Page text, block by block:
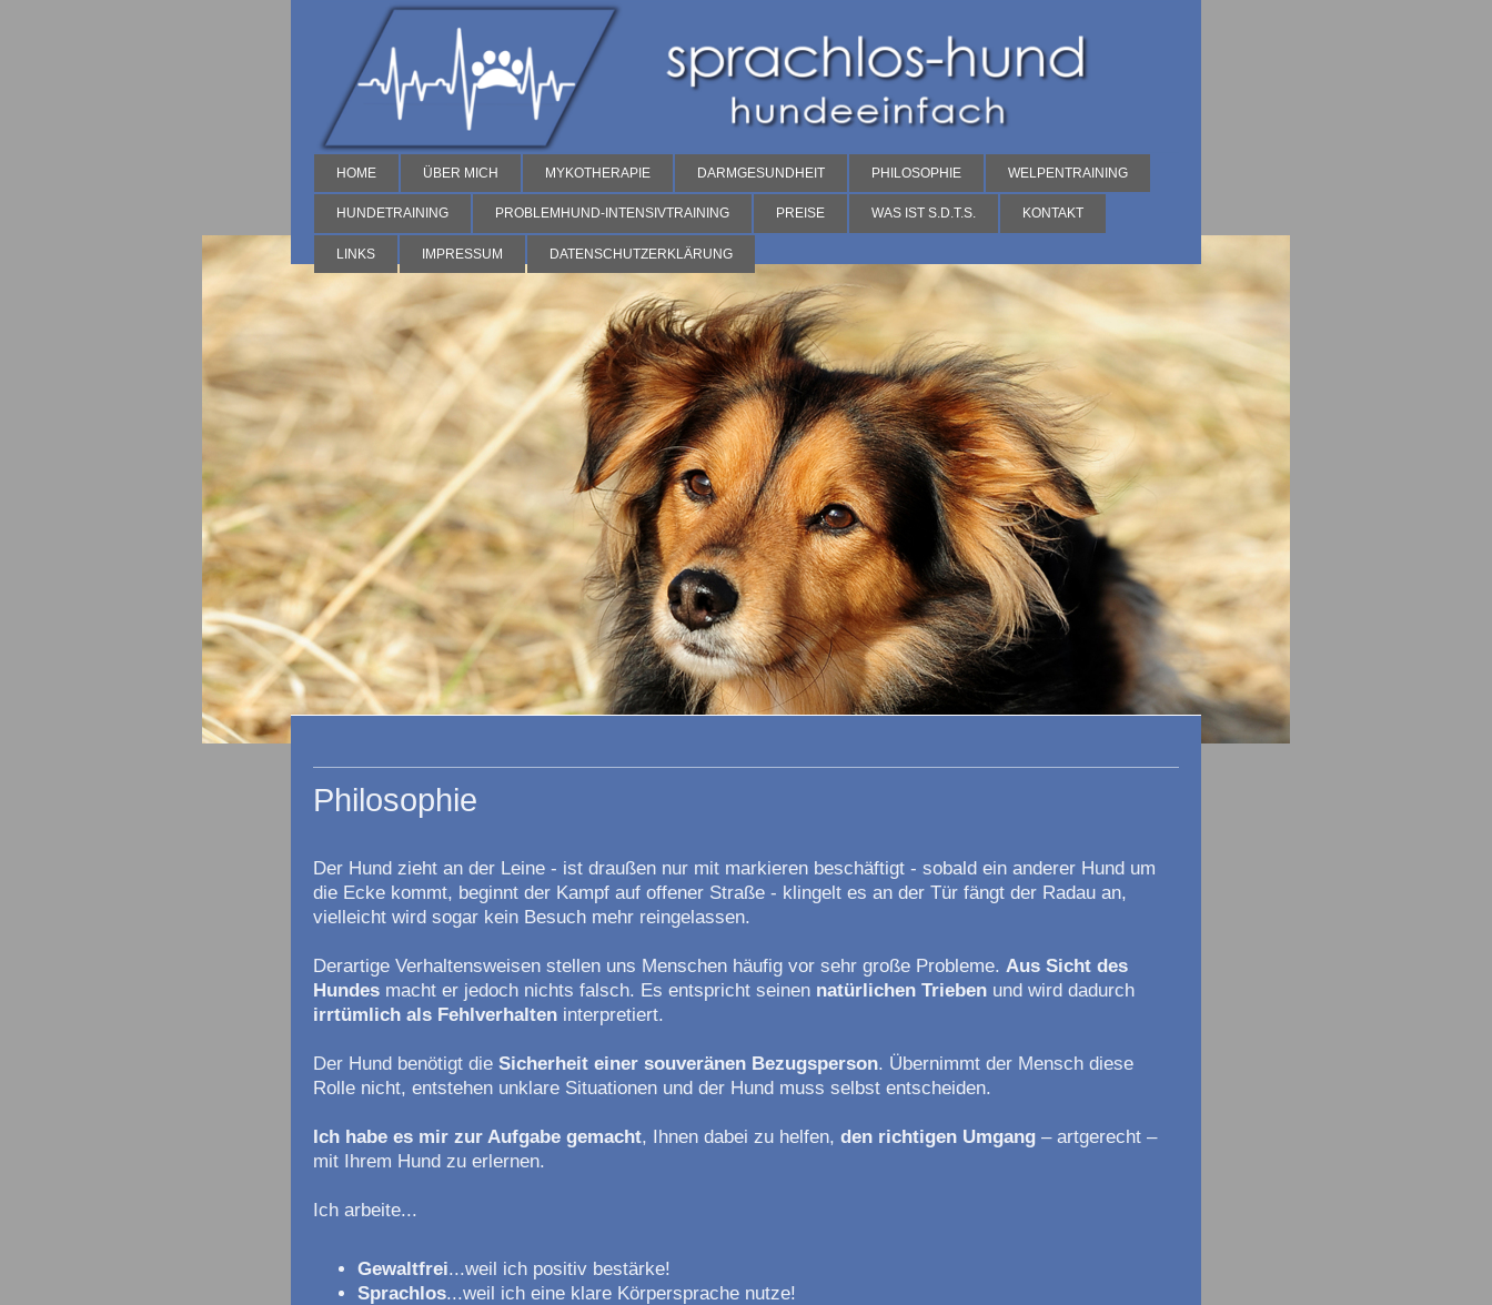
HOME ÜBER MICH MYKOTHERAPIE DARMGESUNDHEIT PHILOSOPHIE WELPENTRAINING
HUNDETRAINING PROBLEMHUND-INTENSIVTRAINING PREISE WAS IST S.D.T.S. KONTAKT
LINKS IMPRESSUM DATENSCHUTZERKLÄRUNG
Philosophie
Der Hund zieht an der Leine - ist draußen nur mit markieren beschäftigt - sobald ein anderer Hund um
die Ecke kommt, beginnt der Kampf auf offener Straße - klingelt es an der Tür fängt der Radau an,
vielleicht wird sogar kein Besuch mehr reingelassen.
Derartige Verhaltensweisen stellen uns Menschen häufig vor sehr große Probleme. Aus Sicht des
Hundes macht er jedoch nichts falsch. Es entspricht seinen natürlichen Trieben und wird dadurch
irrtümlich als Fehlverhalten interpretiert.
Der Hund benötigt die Sicherheit einer souveränen Bezugsperson. Übernimmt der Mensch diese
Rolle nicht, entstehen unklare Situationen und der Hund muss selbst entscheiden.
Ich habe es mir zur Aufgabe gemacht, Ihnen dabei zu helfen, den richtigen Umgang – artgerecht –
mit Ihrem Hund zu erlernen.
Ich arbeite...
Gewaltfrei...weil ich positiv bestärke!
Sprachlos...weil ich eine klare Körpersprache nutze!